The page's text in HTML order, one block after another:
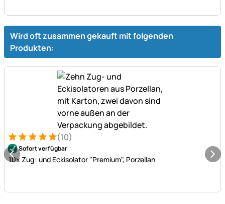
Wird oft zusammen gekauft mit folgenden
Produkten:
Bewertung: 5 von 5 (10 Bewertungen)
10 Bewertungen
(10)
Sofort verfügbar
10x Zug- und Eckisolator "Premium", Porzellan